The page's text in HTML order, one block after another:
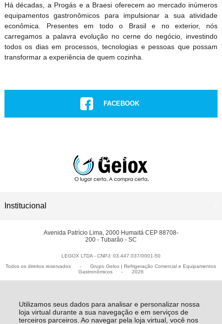
Utilizamos seus dados para analisar e personalizar nossa
loja virtual durante a sua navegação e em serviços de
terceiros parceiros. Ao navegar pela loja virtual, você nos
Há décadas, a Progás e a Braesi oferecem ao mercado inúmeros
equipamentos gastronômicos para impulsionar a sua atividade
econômica. Presentes em todo o Brasil e no exterior, nós
carregamos a palavra evolução no cerne do negócio, investindo
todos os dias em processos, tecnologias e pessoas que possam
transformar a experiência de quem cozinha.
FACEBOOK
CONHEÇA NOSSAS LOJAS
Institucional
Avenida Patrício Lima, 2000 Humaitá CEP 88708-
200 - Tubarão - SC
LEGOX LTDA - CNPJ: 03.447.037/0001-50
Todos os direitos reservados
-
Grupo Gelox | Refrigeração Comercial e Equipamentos
Gastronômicos
- 2026